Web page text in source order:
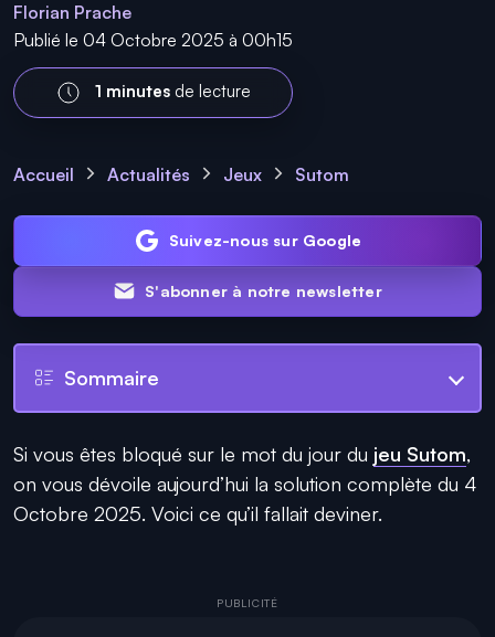
Florian Prache
Publié le 04 Octobre 2025 à 00h15
1 minutes de lecture
Accueil Actualités Jeux Sutom
Suivez-nous sur Google
S'abonner à notre newsletter
Sommaire
Si vous êtes bloqué sur le mot du jour du jeu Sutom,
on vous dévoile aujourd’hui la solution complète du 4
Octobre 2025. Voici ce qu’il fallait deviner.